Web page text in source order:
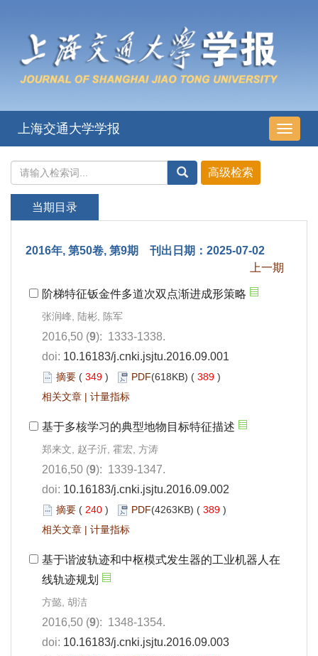
导
航
上海交通大学学报
当期目录
2016年, 第50卷, 第9期 刊出日期：2025-07-02
上一期
阶梯特征钣金件多道次双点渐进成形策略
张润峰, 陆彬, 陈军
2016,50 (9): 1333-1338.
doi: 10.16183/j.cnki.jsjtu.2016.09.001
摘要 ( 349 ) PDF(618KB) ( 389 )
相关文章 | 计量指标
基于多核学习的典型地物目标特征描述
郑来文, 赵子沂, 霍宏, 方涛
2016,50 (9): 1339-1347.
doi: 10.16183/j.cnki.jsjtu.2016.09.002
摘要 ( 240 ) PDF(4263KB) ( 389 )
相关文章 | 计量指标
基于谐波轨迹和中枢模式发生器的工业机器人在
线轨迹规划
方懿, 胡洁
2016,50 (9): 1348-1354.
doi: 10.16183/j.cnki.jsjtu.2016.09.003